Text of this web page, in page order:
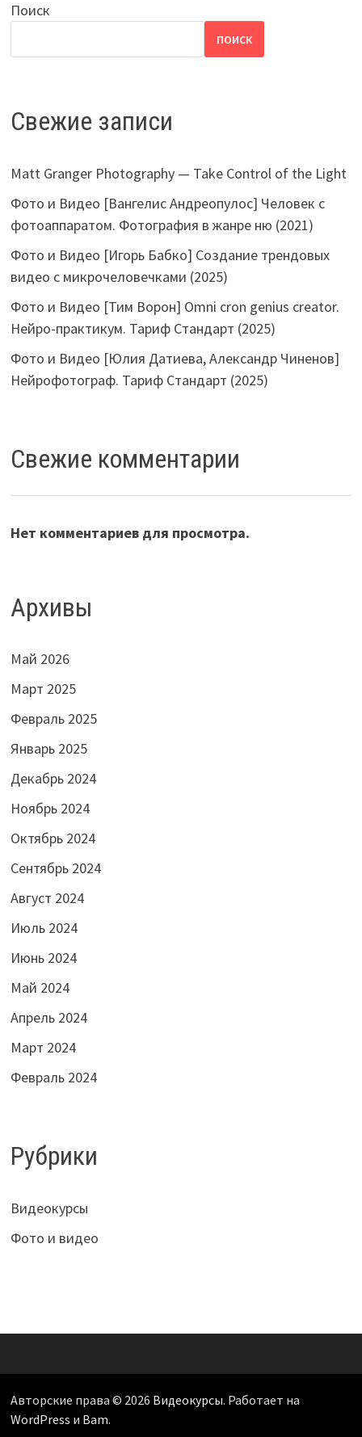
Поиск
ПОИСК
Свежие записи
Matt Granger Photography — Take Control of the Light
Фото и Видео [Вангелис Андреопулос] Человек с
фотоаппаратом. Фотография в жанре ню (2021)
Фото и Видео [Игорь Бабко] Создание трендовых
видео с микрочеловечками (2025)
Фото и Видео [Тим Ворон] Omni cron genius creator.
Нейро-практикум. Тариф Стандарт (2025)
Фото и Видео [Юлия Датиева, Александр Чиненов]
Нейрофотограф. Тариф Стандарт (2025)
Свежие комментарии
Нет комментариев для просмотра.
Архивы
Май 2026
Март 2025
Февраль 2025
Январь 2025
Декабрь 2024
Ноябрь 2024
Октябрь 2024
Сентябрь 2024
Август 2024
Июль 2024
Июнь 2024
Май 2024
Апрель 2024
Март 2024
Февраль 2024
Рубрики
Видеокурсы
Фото и видео
Авторские права © 2026 Видеокурсы. Работает на
WordPress и Bam.